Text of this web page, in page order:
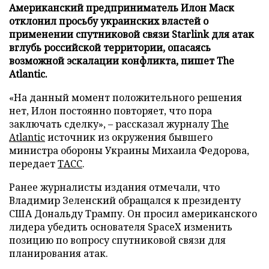
Американский предприниматель Илон Маск
отклонил просьбу украинских властей о
применении спутниковой связи Starlink для атак
вглубь российской территории, опасаясь
возможной эскалации конфликта, пишет The
Atlantic.
«На данный момент положительного решения
нет, Илон постоянно повторяет, что пора
заключать сделку», – рассказал журналуThe
Atlanticисточник из окружения бывшего
министра обороны Украины Михаила Федорова,
передаетТАСС.
Ранее журналисты издания отмечали, что
Владимир Зеленский обращался к президенту
США Дональду Трампу. Он просил американского
лидера убедить основателя SpaceX изменить
позицию по вопросу спутниковой связи для
планирования атак.